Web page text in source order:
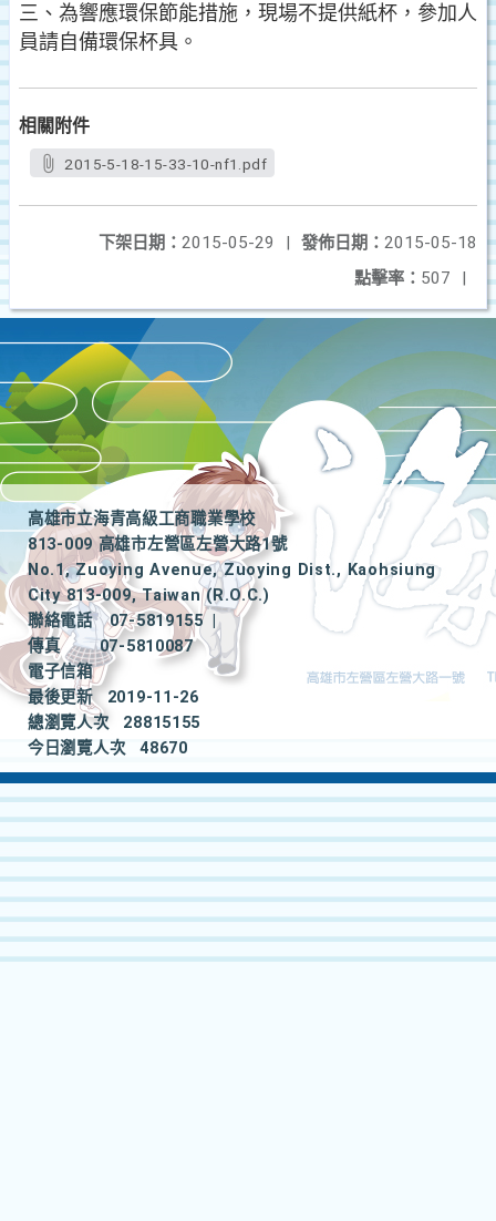
三、為響應環保節能措施，現場不提供紙杯，參加人
員請自備環保杯具。
相關附件
2015-5-18-15-33-10-nf1.pdf
發佈日期： 2015-05-18
下架日期： 2015-05-29
|
點擊率： 507 |
高雄市立海青高級工商職業學校
813-009 高雄市左營區左營大路1號
No.1, Zuoying Avenue, Zuoying Dist., Kaohsiung
City 813-009, Taiwan (R.O.C.)
聯絡電話
07-5819155
|
傳真
07-5810087
電子信箱
最後更新
2019-11-26
總瀏覽人次
28815155
今日瀏覽人次
48670